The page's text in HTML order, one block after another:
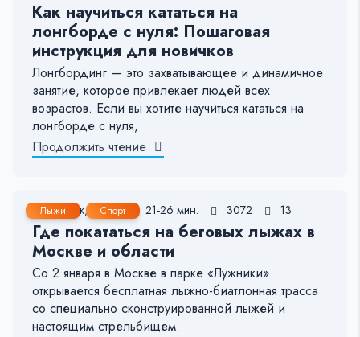
Как научиться кататься на
лонгборде с нуля: Пошаговая
инструкция для новичков
Лонгбординг — это захватывающее и динамичное
занятие, которое привлекает людей всех
возрастов. Если вы хотите научиться кататься на
лонгборде с нуля,
Продолжить чтение
Лыжи Спорт
12 Дек, 2023 21-26 мин. 3072 13
Где покататься на беговых лыжах в
Москве и области
Со 2 января в Москве в парке «Лужники»
открывается бесплатная лыжно-биатлонная трасса
со специально сконструированной лыжей и
настоящим стрельбищем.